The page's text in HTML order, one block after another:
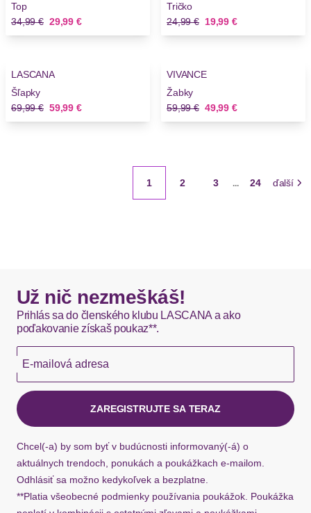
Top
Stará cena
34,99 € Nová cena
29,99 €
Tričko
Stará cena
24,99 € Nová cena
19,99 €
LASCANA
Šľapky
Stará cena
69,99 € Nová cena
59,99 €
VIVANCE
Žabky
Stará cena
59,99 € Nová cena
49,99 €
1 2 3 ... 24 ďalší
Už nič nezmeškáš!
Prihlás sa do členského klubu LASCANA a ako
poďakovanie získaš poukaz**.
E-mailová adresa
ZAREGISTRUJTE SA TERAZ
Chcel(-a) by som byť v budúcnosti informovaný(-á) o
aktuálnych trendoch, ponukách a poukážkach e-mailom.
Odhlásiť sa možno kedykoľvek a bezplatne.
**Platia všeobecné podmienky používania poukážok. Poukážka